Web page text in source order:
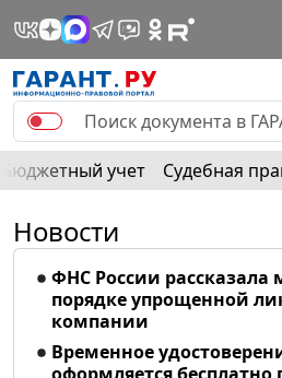
Бюджетный учет Судебная
Новости
ФНС России рассказала
порядке упрощенной
компании
Временное